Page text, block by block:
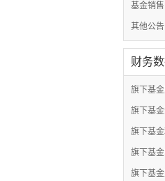
基金销售
其他公告
财务
旗下基
旗下基
旗下基
旗下基
旗下基